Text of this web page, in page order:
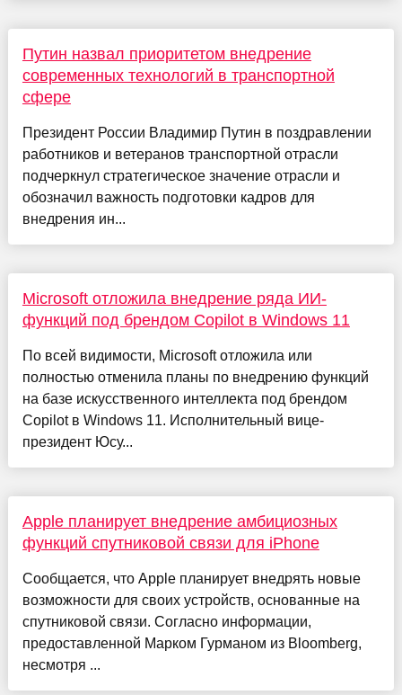
Путин назвал приоритетом внедрение
современных технологий в транспортной
сфере
Президент России Владимир Путин в поздравлении
работников и ветеранов транспортной отрасли
подчеркнул стратегическое значение отрасли и
обозначил важность подготовки кадров для
внедрения ин...
Microsoft отложила внедрение ряда ИИ-
функций под брендом Copilot в Windows 11
По всей видимости, Microsoft отложила или
полностью отменила планы по внедрению функций
на базе искусственного интеллекта под брендом
Copilot в Windows 11. Исполнительный вице-
президент Юсу...
Apple планирует внедрение амбициозных
функций спутниковой связи для iPhone
Сообщается, что Apple планирует внедрять новые
возможности для своих устройств, основанные на
спутниковой связи. Согласно информации,
предоставленной Марком Гурманом из Bloomberg,
несмотря ...